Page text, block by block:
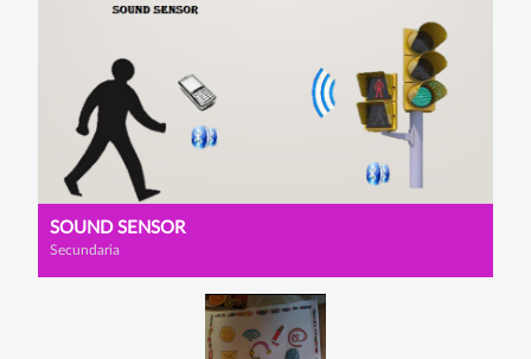
SOUND SENSOR
Secundaria